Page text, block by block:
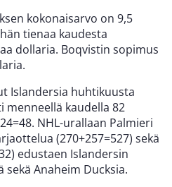
kokonaisarvo on 9,5
tienaa kaudesta
dollaria. Boqvistin sopimus
Islandersia huhtikuusta
menneellä kaudella 82
NHL-urallaan Palmieri
(270+257=527) sekä
edustaen Islandersin
sekä Anaheim Ducksia.